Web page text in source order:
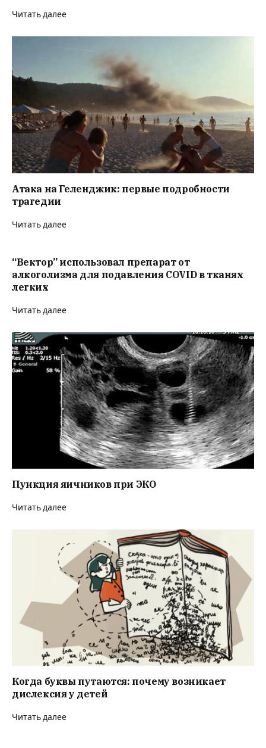
Читать далее
Атака на Геленджик: первые подробности
трагедии
Читать далее
“Вектор” использовал препарат от
алкоголизма для подавления COVID в тканях
легких
Читать далее
Пункция яичников при ЭКО
Читать далее
Когда буквы путаются: почему возникает
дислексия у детей
Читать далее